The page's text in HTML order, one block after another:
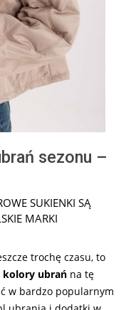
sezonu –
SUKIENKI SĄ
MARKI
trochę czasu, to
kolory ubrań na tę
w bardzo popularnym